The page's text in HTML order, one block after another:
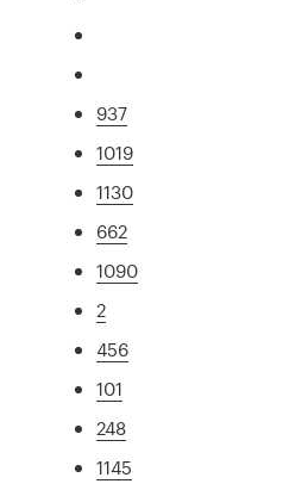
937
1019
1130
662
1090
2
456
101
248
1145